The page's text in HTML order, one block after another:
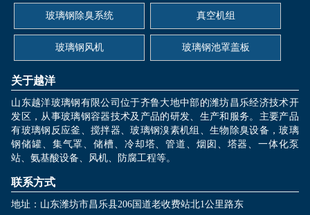
玻璃钢除臭系统 真空机组
玻璃钢风机 玻璃钢池罩盖板
关于越洋
山东越洋玻璃钢有限公司位于齐鲁大地中部的潍坊昌乐经济技术开
发区，从事玻璃钢容器技术及产品的研发、生产和服务。主要产品
有玻璃钢反应釜、搅拌器、玻璃钢溴素机组、生物除臭设备，玻璃
钢储罐、集气罩、储槽、冷却塔、管道、烟囱、塔器、一体化泵
站、氨基酸设备、风机、防腐工程等。
联系方式
地址：山东潍坊市昌乐县206国道老收费站北1公里路东